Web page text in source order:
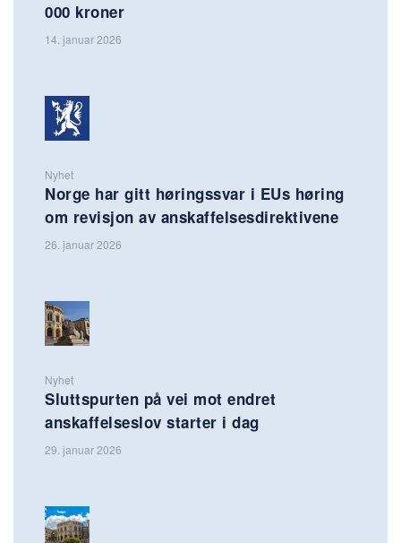
000 kroner
14. januar 2026
Nyhet
Norge har gitt høringssvar i EUs høring
om revisjon av anskaffelsesdirektivene
26. januar 2026
Nyhet
Sluttspurten på vei mot endret
anskaffelseslov starter i dag
29. januar 2026